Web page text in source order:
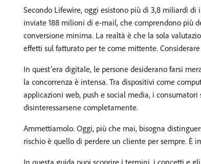
Secondo Lifewire, oggi esistono più di 3,8 miliardi
inviate 188 milioni di e-mail, che comprendono più
conversione minima. La realtà è che la sola
effetti sul fatturato per te come mittente.
In quest’era digitale, le persone desiderano farsi
la concorrenza è intensa. Tra dispositivi come
applicazioni web, push e social media, i
disinteressarsene completamente.
Ammettiamolo. Oggi, più che mai, bisogna
rischio è quello di perdere un cliente per sempre.
In questa guida puoi scoprire i termini, i concetti e